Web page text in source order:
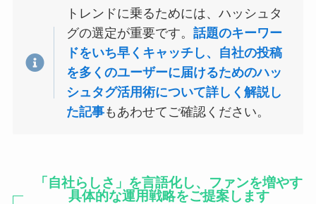
トレンドに乗るためには、ハッシュタ
グの選定が重要です。話題のキーワー
ドをいち早くキャッチし、自社の投稿
を多くのユーザーに届けるためのハッ
シュタグ活用術について詳しく解説し
た記事もあわせてご確認ください。
「自社らしさ」を言語化し、ファンを増やす
具体的な運用戦略をご提案します